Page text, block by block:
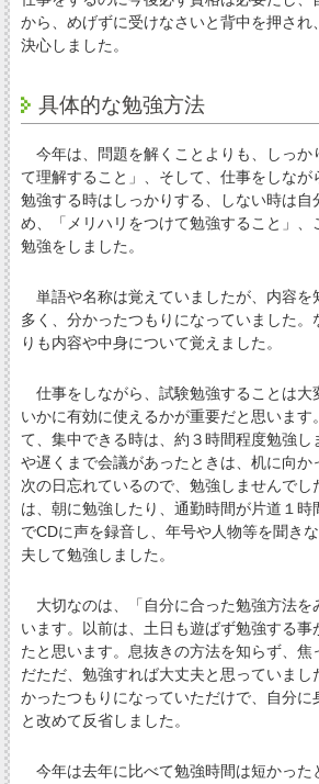
から、めげずに受けなさいと背中を押され
決心しました。
具体的な勉強方法
今年は、問題を解くことよりも、しっか
て理解すること」、そして、仕事をしなが
勉強する時はしっかりする、しない時は自
め、「メリハリをつけて勉強すること」、
勉強をしました。
単語や名称は覚えていましたが、内容を
多く、分かったつもりになっていました。
りも内容や中身について覚えました。
仕事をしながら、試験勉強することは大
いかに有効に使えるかが重要だと思います
て、集中できる時は、約３時間程度勉強し
や遅くまで会議があったときは、机に向か
次の日忘れているので、勉強しませんでし
は、朝に勉強したり、通勤時間が片道１
でCDに声を録音し、年号や人物等を聞き
夫して勉強しました。
大切なのは、「自分に合った勉強方法を
います。以前は、土日も遊ばず勉強する事
たと思います。息抜きの方法を知らず、焦
だただ、勉強すれば大丈夫と思っていまし
かったつもりになっていただけで、自分に
と改めて反省しました。
今年は去年に比べて勉強時間は短かった